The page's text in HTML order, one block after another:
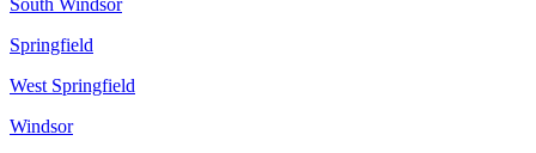
Springfield
West Springfield
Windsor